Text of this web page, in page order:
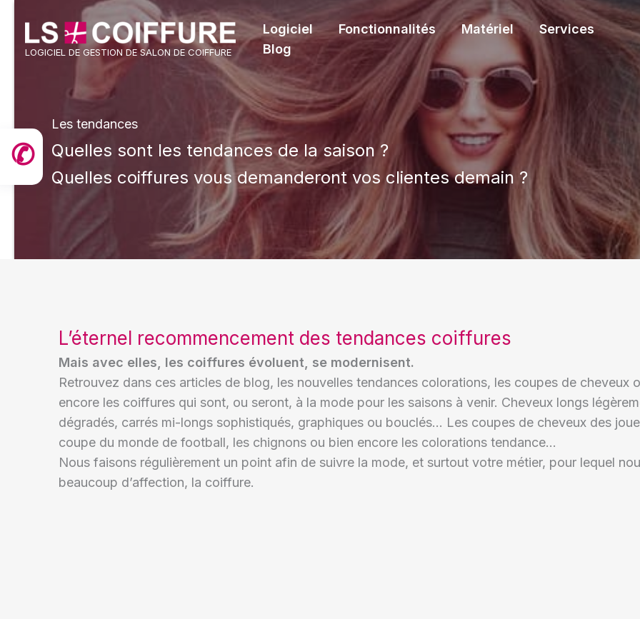
contenuLOGICIEL DE GESTION DE SALON DE COIFFURE
Logiciel Fonctionnalités Matériel
Services
Blog
Les tendances
Quelles sont les tendances de la saison ?
Quelles coiffures vous demanderont vos clientes demain ?
L’éternel recommencement des tendances coiffures
Mais avec elles, les coiffures évoluent, se modernisent.
Retrouvez dans ces articles de blog, les nouvelles tendances colorations, les coupes de cheveux
encore les coiffures qui sont, ou seront, à la mode pour les saisons à venir. Cheveux longs
dégradés, carrés mi-longs sophistiqués, graphiques ou bouclés… Les coupes de cheveux des
coupe du monde de football, les chignons ou bien encore les colorations tendance…
Nous faisons régulièrement un point afin de suivre la mode, et surtout votre métier, pour lequel
beaucoup d’affection, la coiffure.
✆